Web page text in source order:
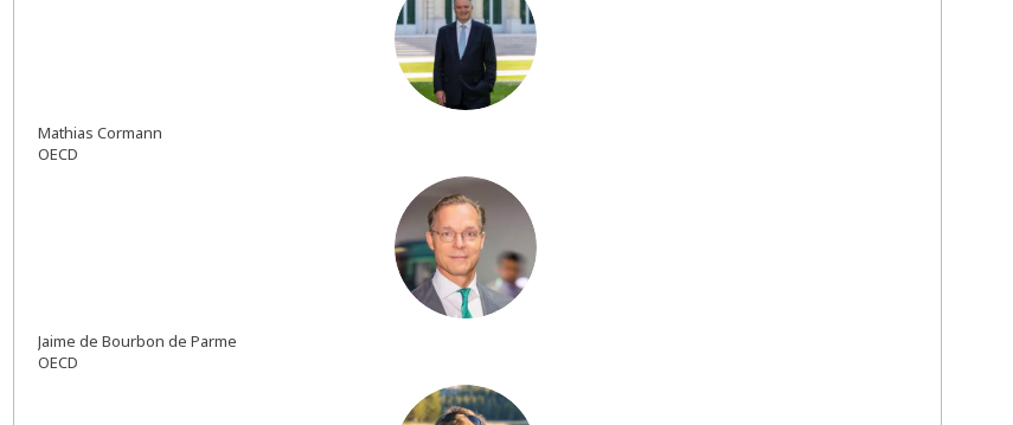
MC
Mathias Cormann
OECD
JDBDP
Jaime de Bourbon de Parme
OECD